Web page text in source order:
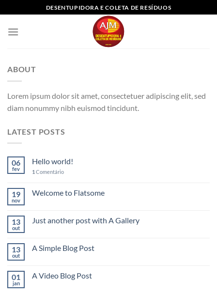
to
content
DESENTUPIDORA E COLETA DE RESÍDUOS
ABOUT
Lorem ipsum dolor sit amet, consectetuer adipiscing elit, sed
diam nonummy nibh euismod tincidunt.
LATEST POSTS
06
fev
Hello world!
1 Comentário
19
nov
Welcome to Flatsome
13
out
Just another post with A Gallery
13
out
A Simple Blog Post
01
jan
A Video Blog Post